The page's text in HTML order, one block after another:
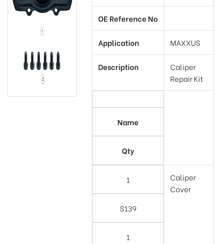
OE Reference No
Application MAXXUS
Description
Caliper
Repair Kit
Name
Qty
1
S139
1
Caliper
Cover